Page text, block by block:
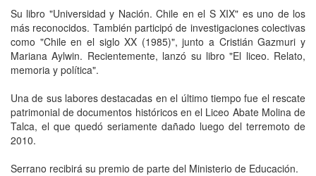
Su libro "Universidad y Nación. Chile en el S XIX" es uno de los
más reconocidos. También participó de investigaciones colectivas
como "Chile en el siglo XX (1985)", junto a Cristián Gazmuri y
Mariana Aylwin. Recientemente, lanzó su libro "El liceo. Relato,
memoria y política".
Una de sus labores destacadas en el último tiempo fue el rescate
patrimonial de documentos históricos en el Liceo Abate Molina de
Talca, el que quedó seriamente dañado luego del terremoto de
2010.
Serrano recibirá su premio de parte del Ministerio de Educación.